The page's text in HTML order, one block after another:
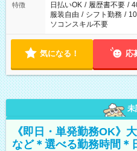
特徴 日払いOK / 履歴書不要 /
服装自由 / シフト勤務 /
ソコンスキル不要
気になる！ 応
未
《即日・単発勤務OK》
など＊選べる勤務時間＊